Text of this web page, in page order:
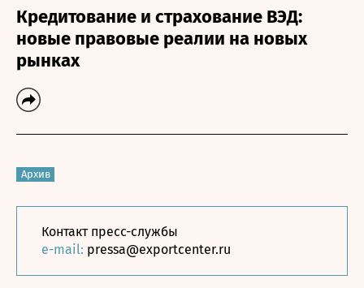
Кредитование и страхование ВЭД:
новые правовые реалии на новых
рынках
Архив
Контакт пресс-службы
e-mail: pressa@exportcenter.ru